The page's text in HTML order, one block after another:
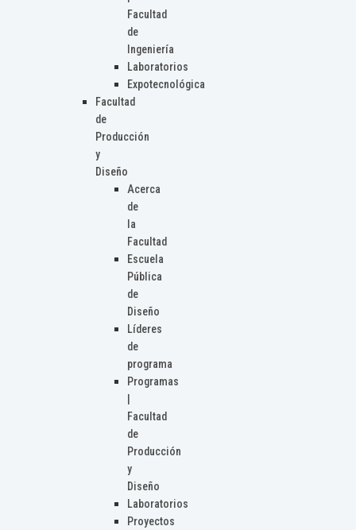
Facultad
de
Ingeniería
Laboratorios
Expotecnológica
Facultad
de
Producción
y
Diseño
Acerca
de
la
Facultad
Escuela
Pública
de
Diseño
Líderes
de
programa
Programas
Facultad
de
Producción
y
Diseño
Laboratorios
Proyectos